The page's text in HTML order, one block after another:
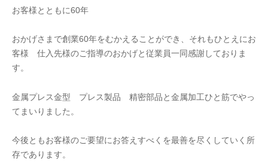
お客様とともに60年
おかげさまで創業60年をむかえることができ、それもひとえにお
客様 仕入先様のご指導のおかげと従業員一同感謝しておりま
す。
金属プレス金型 プレス製品 精密部品と金属加工ひと筋でやっ
てまいりました。
今後ともお客様のご要望にお答えすべくを最善を尽くしていく所
存であります。